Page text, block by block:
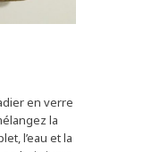
en verre
la
l’eau et la